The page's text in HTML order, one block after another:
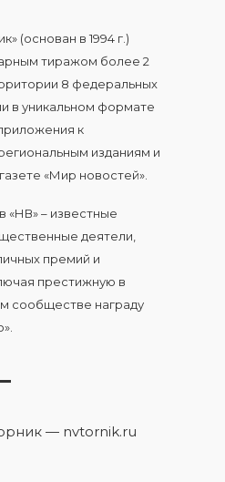
(основан в 1994 г.)
тиражом более 2
8 федеральных
в уникальном формате
к
изданиям и
«Мир новостей».
«НВ» – известные
деятели,
премий и
престижную в
сообществе награду
— nvtornik.ru